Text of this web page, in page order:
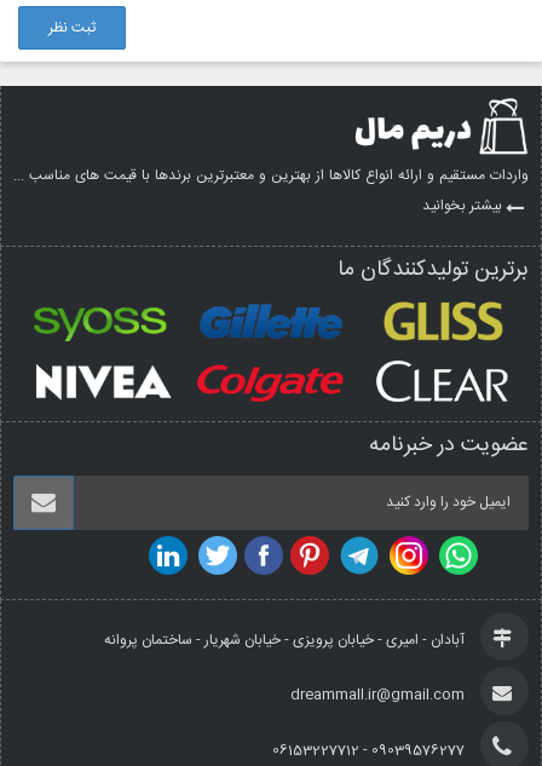
ثبت نظر
واردات مستقیم و ارائه انواع کالاها از بهترین و معتبرترین برندها با قیمت های مناسب ...
بیشتر بخوانید
برترین تولیدکنندگان ما
عضویت در خبرنامه
آبادان - امیری - خیابان پرویزی - خیابان شهریار - ساختمان پروانه
dreammall.ir@gmail.com
09039576277 - 06153227712